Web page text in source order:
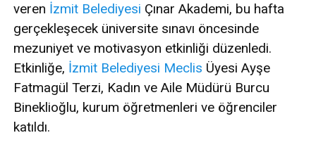
veren İzmit Belediyesi Çınar Akademi, bu hafta
gerçekleşecek üniversite sınavı öncesinde
mezuniyet ve motivasyon etkinliği düzenledi.
Etkinliğe, İzmit Belediyesi Meclis Üyesi Ayşe
Fatmagül Terzi, Kadın ve Aile Müdürü Burcu
Bineklioğlu, kurum öğretmenleri ve öğrenciler
katıldı.